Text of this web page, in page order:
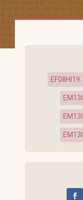
EF08HI19